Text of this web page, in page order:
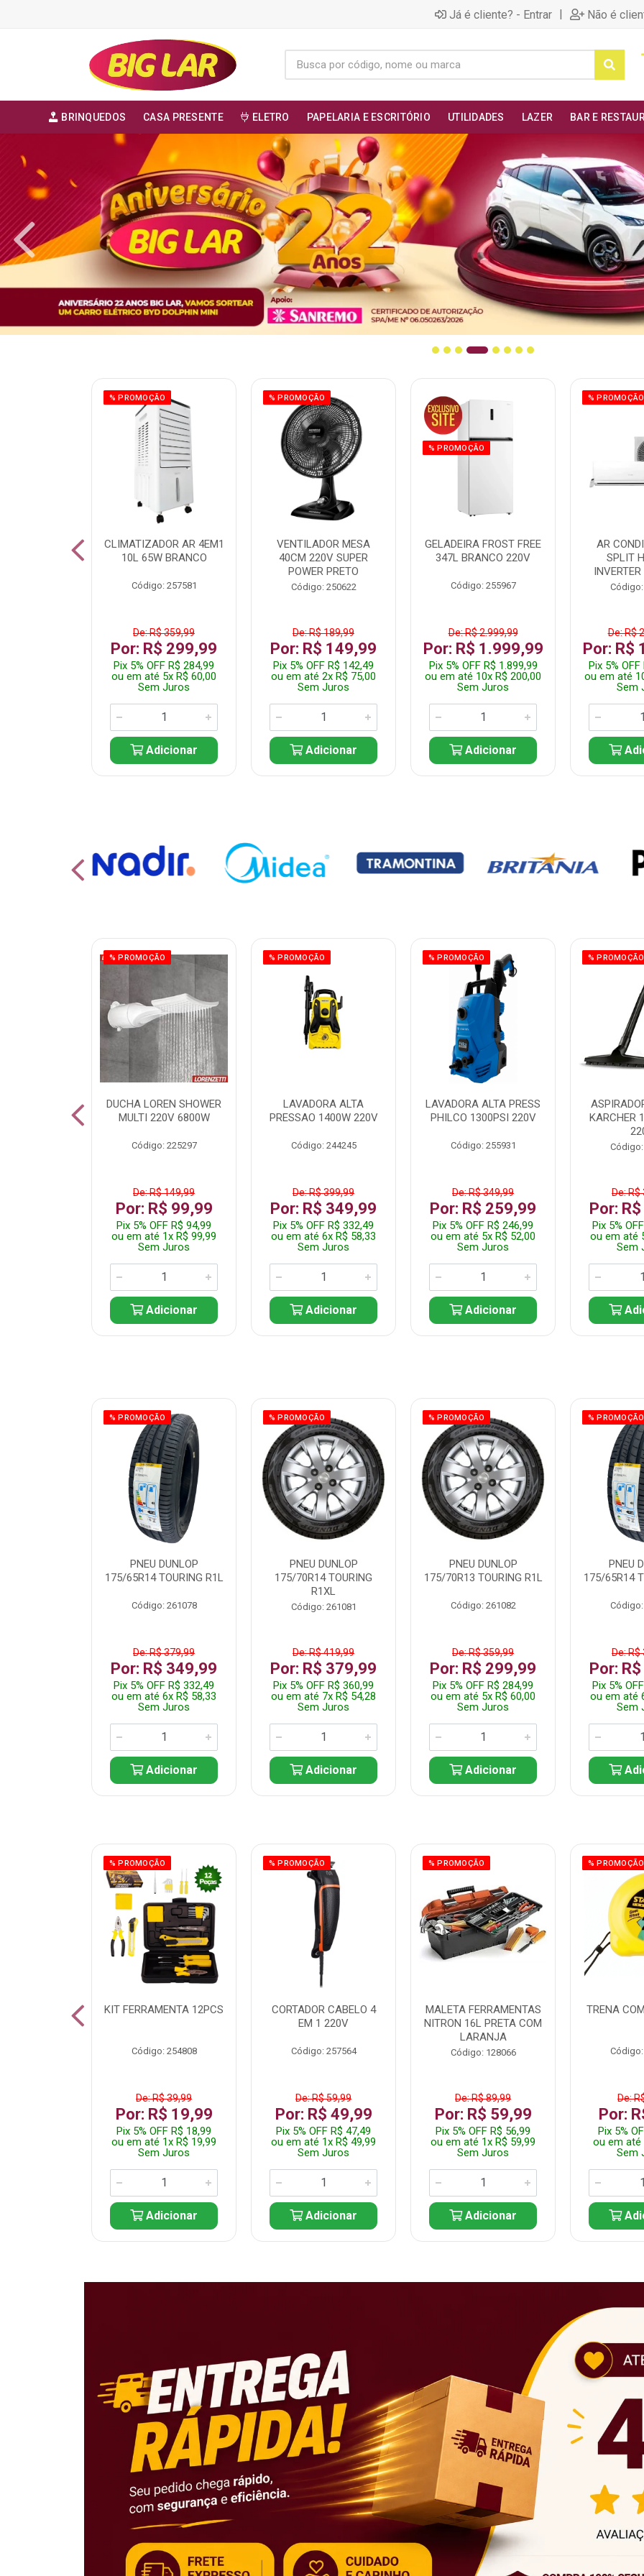
Já é cliente? - Entrar | Não é
BRINQUEDOS CASA PRESENTE ELETRO PAPELARIA E ESCRITÓRIO UTILIDADES LAZER BAR E
% PROMOÇÃO
CLIMATIZADOR AR 4EM1
10L 65W BRANCO
Código: 257581
De: R$ 359,99
Por: R$ 299,99
Pix 5% OFF R$ 284,99
ou em até 5x R$ 60,00
Sem Juros
Adicionar
% PROMOÇÃO
VENTILADOR MESA
40CM 220V SUPER
POWER PRETO
Código: 250622
De: R$ 189,99
Por: R$ 149,99
Pix 5% OFF R$ 142,49
ou em até 2x R$ 75,00
Sem Juros
Adicionar
% PROMOÇÃO
GELADEIRA FROST FREE
347L BRANCO 220V
Código: 255967
De: R$ 2.999,99
Por: R$ 1.999,99
Pix 5% OFF R$ 1.899,99
ou em até 10x R$ 200,00
Sem Juros
Adicionar
% PROMOÇÃO
AR
SPLIT
De: R$
Por: R$
Pix 5%
ou em até
Sem
% PROMOÇÃO
DUCHA LOREN SHOWER
MULTI 220V 6800W
Código: 225297
De: R$ 149,99
Por: R$ 99,99
Pix 5% OFF R$ 94,99
ou em até 1x R$ 99,99
Sem Juros
Adicionar
% PROMOÇÃO
LAVADORA ALTA
PRESSAO 1400W 220V
Código: 244245
De: R$ 399,99
Por: R$ 349,99
Pix 5% OFF R$ 332,49
ou em até 6x R$ 58,33
Sem Juros
Adicionar
% PROMOÇÃO
LAVADORA ALTA PRESS
PHILCO 1300PSI 220V
Código: 255931
De: R$ 349,99
Por: R$ 259,99
Pix 5% OFF R$ 246,99
ou em até 5x R$ 52,00
Sem Juros
Adicionar
% PROMOÇÃO
KARCHER
De: R$
Por:
Pix 5%
ou em até
Sem
% PROMOÇÃO
PNEU DUNLOP
175/65R14 TOURING R1L
Código: 261078
De: R$ 379,99
Por: R$ 349,99
Pix 5% OFF R$ 332,49
ou em até 6x R$ 58,33
Sem Juros
Adicionar
% PROMOÇÃO
PNEU DUNLOP
175/70R14 TOURING
R1XL
Código: 261081
De: R$ 419,99
Por: R$ 379,99
Pix 5% OFF R$ 360,99
ou em até 7x R$ 54,28
Sem Juros
Adicionar
% PROMOÇÃO
PNEU DUNLOP
175/70R13 TOURING R1L
Código: 261082
De: R$ 359,99
Por: R$ 299,99
Pix 5% OFF R$ 284,99
ou em até 5x R$ 60,00
Sem Juros
Adicionar
% PROMOÇÃO
PNEU
175/65R14
De: R$
Por:
Pix 5%
ou em até
Sem
% PROMOÇÃO
KIT FERRAMENTA 12PCS
Código: 254808
De: R$ 39,99
Por: R$ 19,99
Pix 5% OFF R$ 18,99
ou em até 1x R$ 19,99
Sem Juros
Adicionar
% PROMOÇÃO
CORTADOR CABELO 4
EM 1 220V
Código: 257564
De: R$ 59,99
Por: R$ 49,99
Pix 5% OFF R$ 47,49
ou em até 1x R$ 49,99
Sem Juros
Adicionar
% PROMOÇÃO
MALETA FERRAMENTAS
NITRON 16L PRETA COM
LARANJA
Código: 128066
De: R$ 89,99
Por: R$ 59,99
Pix 5% OFF R$ 56,99
ou em até 1x R$ 59,99
Sem Juros
Adicionar
% PROMOÇÃO
TRENA
De:
Por:
Pix 5%
ou em até
Sem